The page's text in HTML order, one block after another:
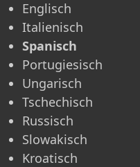
Englisch
Italienisch
Spanisch
Portugiesisch
Ungarisch
Tschechisch
Russisch
Slowakisch
Kroatisch